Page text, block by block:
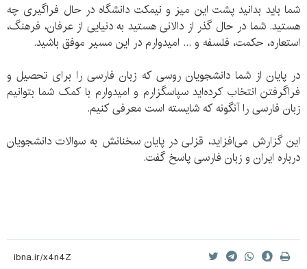
شما باید بدانید پشت این میز و نیمکت دانشگاه در حال فراگیری چه
هستید. شما در حال گذر از دالانی هستید به دنیایی از عرفان، فرهنگ،
استعاره، حکمت، فلسفه و ... امیدوارم در این مسیر موفق باشید.
در پایان از شما دانشجویان روسی که زبان فارسی را برای تحصیل و
فراگرفتن انتخاب کرده‌اید سپاسگزارم و امیدوارم با کمک شما بتوانیم
زبان فارسی را آنگونه که شایسته است معرفی کنیم.
این گزارش می‌افزاید، قزلی در پایان سخنانش به سوالات دانشجویان
درباره ایران و زبان فارسی پاسخ گفت.